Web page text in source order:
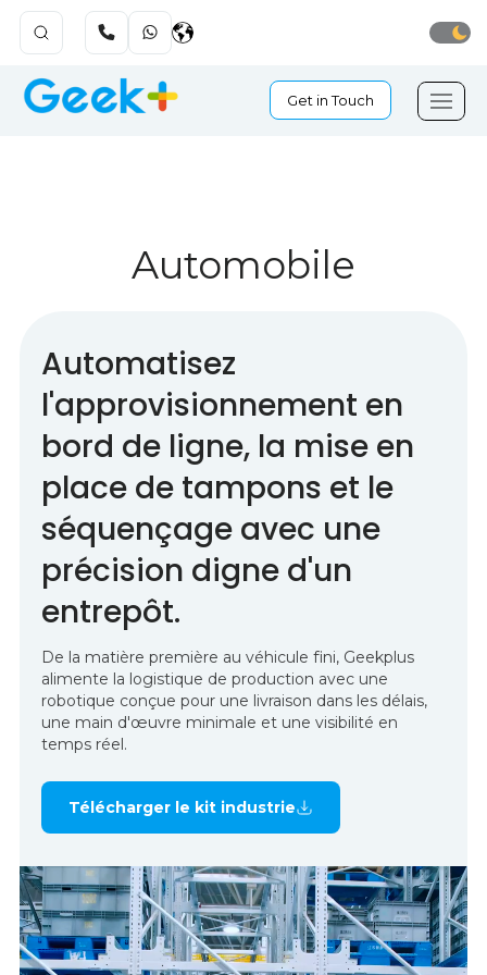
Get in Touch
Automobile
Automatisez
l'approvisionnement en
bord de ligne, la mise en
place de tampons et le
séquençage avec une
précision digne d'un
entrepôt.
De la matière première au véhicule fini, Geekplus
alimente la logistique de production avec une
robotique conçue pour une livraison dans les délais,
une main d'œuvre minimale et une visibilité en
temps réel.
Télécharger le kit industrie